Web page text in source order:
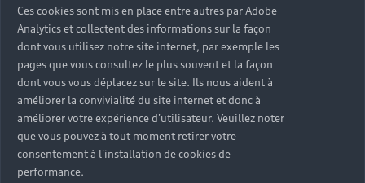
Ces cookies sont mis en place entre autres par Adobe
Analytics et collectent des informations sur la façon
dont vous utilisez notre site internet, par exemple les
pages que vous consultez le plus souvent et la façon
dont vous vous déplacez sur le site. Ils nous aident à
améliorer la convivialité du site internet et donc à
améliorer votre expérience d'utilisateur. Veuillez noter
que vous pouvez à tout moment retirer votre
consentement à l'installation de cookies de
performance.
Télécharger la fiche de contact
Horaires d'ouverture
Service Commercial